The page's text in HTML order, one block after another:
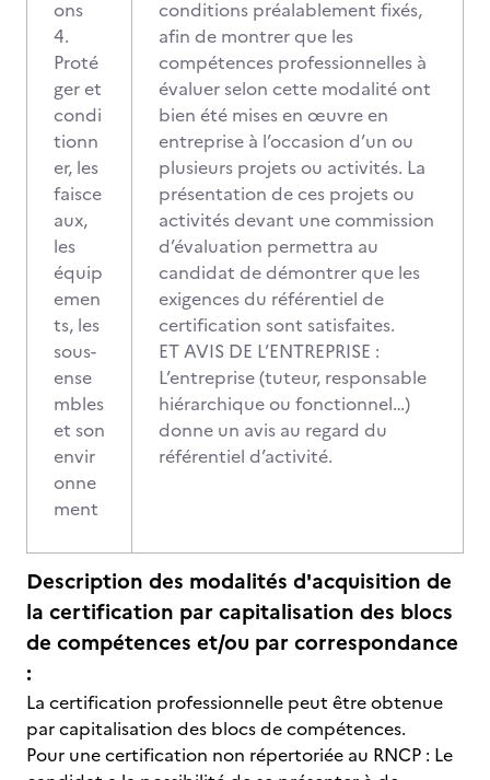
ons
4.
Proté
ger et
condi
tionn
er, les
faisce
aux,
les
équip
emen
ts, les
sous-
ense
mbles
et son
envir
onne
ment
conditions préalablement fixés,
afin de montrer que les
compétences professionnelles à
évaluer selon cette modalité ont
bien été mises en œuvre en
entreprise à l’occasion d’un ou
plusieurs projets ou activités. La
présentation de ces projets ou
activités devant une commission
d’évaluation permettra au
candidat de démontrer que les
exigences du référentiel de
certification sont satisfaites.
ET AVIS DE L’ENTREPRISE :
L’entreprise (tuteur, responsable
hiérarchique ou fonctionnel…)
donne un avis au regard du
référentiel d’activité.
Description des modalités d'acquisition de
la certification par capitalisation des blocs
de compétences et/ou par correspondance
:
La certification professionnelle peut être obtenue
par capitalisation des blocs de compétences.
Pour une certification non répertoriée au RNCP : Le